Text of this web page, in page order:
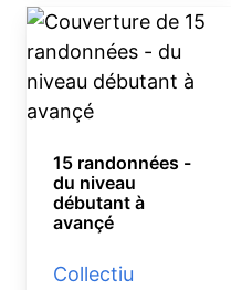
15 randonnées -
du niveau
débutant à
avançé
Collectiu